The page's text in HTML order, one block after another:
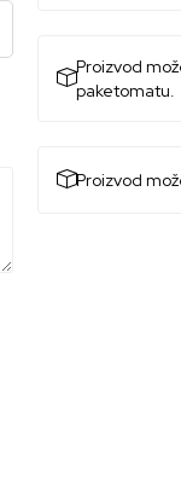
Proizvod
paketomatu.
Proizvod